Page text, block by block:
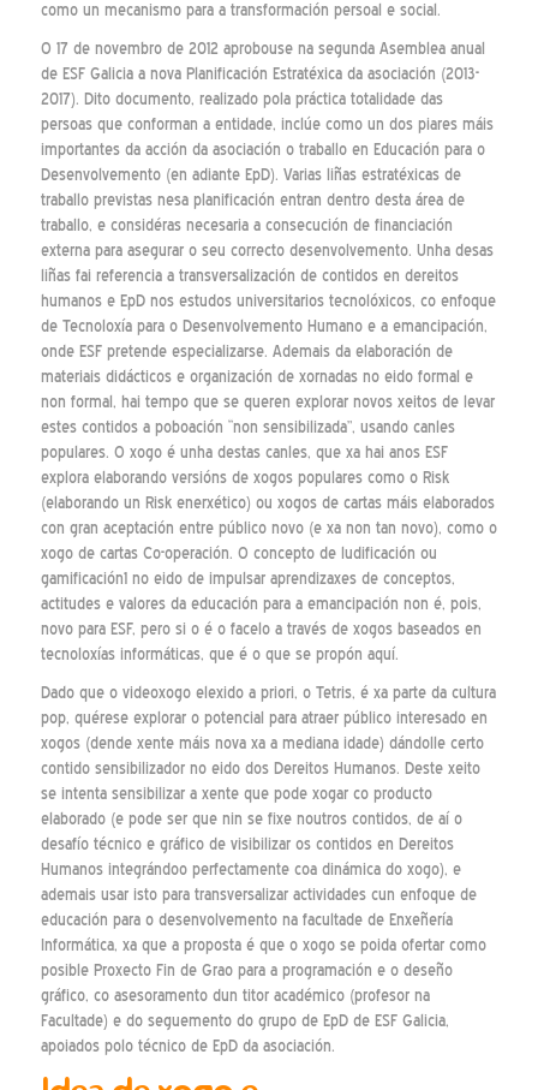
como un mecanismo para a transformación persoal e social.
O 17 de novembro de 2012 aprobouse na segunda Asemblea anual
de ESF Galicia a nova Planificación Estratéxica da asociación (2013-
2017). Dito documento, realizado pola práctica totalidade das
persoas que conforman a entidade, inclúe como un dos piares máis
importantes da acción da asociación o traballo en Educación para o
Desenvolvemento (en adiante EpD). Varias liñas estratéxicas de
traballo previstas nesa planificación entran dentro desta área de
traballo, e considéras necesaria a consecución de financiación
externa para asegurar o seu correcto desenvolvemento. Unha desas
liñas fai referencia a transversalización de contidos en dereitos
humanos e EpD nos estudos universitarios tecnolóxicos, co enfoque
de Tecnoloxía para o Desenvolvemento Humano e a emancipación,
onde ESF pretende especializarse. Ademais da elaboración de
materiais didácticos e organización de xornadas no eido formal e
non formal, hai tempo que se queren explorar novos xeitos de levar
estes contidos a poboación “non sensibilizada”, usando canles
populares. O xogo é unha destas canles, que xa hai anos ESF
explora elaborando versións de xogos populares como o Risk
(elaborando un Risk enerxético) ou xogos de cartas máis elaborados
con gran aceptación entre público novo (e xa non tan novo), como o
xogo de cartas Co-operación. O concepto de ludificación ou
gamificación1 no eido de impulsar aprendizaxes de conceptos,
actitudes e valores da educación para a emancipación non é, pois,
novo para ESF, pero si o é o facelo a través de xogos baseados en
tecnoloxías informáticas, que é o que se propón aquí.
Dado que o videoxogo elexido a priori, o Tetris, é xa parte da cultura
pop, quérese explorar o potencial para atraer público interesado en
xogos (dende xente máis nova xa a mediana idade) dándolle certo
contido sensibilizador no eido dos Dereitos Humanos. Deste xeito
se intenta sensibilizar a xente que pode xogar co producto
elaborado (e pode ser que nin se fixe noutros contidos, de aí o
desafío técnico e gráfico de visibilizar os contidos en Dereitos
Humanos integrándoo perfectamente coa dinámica do xogo), e
ademais usar isto para transversalizar actividades cun enfoque de
educación para o desenvolvemento na facultade de Enxeñería
Informática, xa que a proposta é que o xogo se poida ofertar como
posible Proxecto Fin de Grao para a programación e o deseño
gráfico, co asesoramento dun titor académico (profesor na
Facultade) e do seguemento do grupo de EpD de ESF Galicia,
apoiados polo técnico de EpD da asociación.